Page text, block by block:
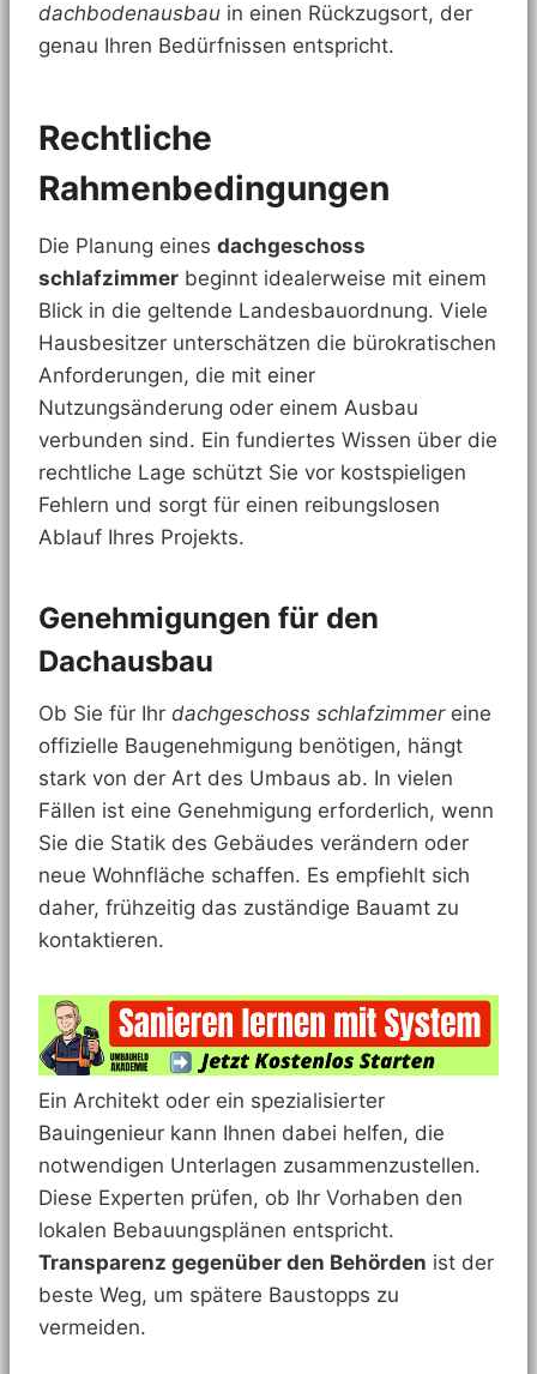
dachbodenausbau in einen Rückzugsort, der
genau Ihren Bedürfnissen entspricht.
Rechtliche
Rahmenbedingungen
Die Planung eines dachgeschoss
schlafzimmer beginnt idealerweise mit einem
Blick in die geltende Landesbauordnung. Viele
Hausbesitzer unterschätzen die bürokratischen
Anforderungen, die mit einer
Nutzungsänderung oder einem Ausbau
verbunden sind. Ein fundiertes Wissen über die
rechtliche Lage schützt Sie vor kostspieligen
Fehlern und sorgt für einen reibungslosen
Ablauf Ihres Projekts.
Genehmigungen für den
Dachausbau
Ob Sie für Ihr dachgeschoss schlafzimmereine
offizielle Baugenehmigung benötigen, hängt
stark von der Art des Umbaus ab. In vielen
Fällen ist eine Genehmigung erforderlich, wenn
Sie die Statik des Gebäudes verändern oder
neue Wohnfläche schaffen. Es empfiehlt sich
daher, frühzeitig das zuständige Bauamt zu
kontaktieren.
Ein Architekt oder ein spezialisierter
Bauingenieur kann Ihnen dabei helfen, die
notwendigen Unterlagen zusammenzustellen.
Diese Experten prüfen, ob Ihr Vorhaben den
lokalen Bebauungsplänen entspricht.
Transparenz gegenüber den Behörden ist der
beste Weg, um spätere Baustopps zu
vermeiden.